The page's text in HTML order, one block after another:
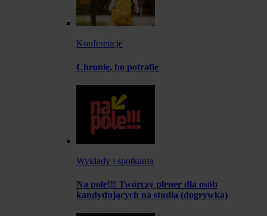
Konferencje
Chronię, bo potrafię
Wykłady i spotkania
Na pole!!! Twórczy plener dla osób
kandydujących na studia (dogrywka)